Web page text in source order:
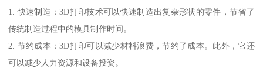
1. 快速制造：3D打印技术可以快速制造出复杂形状的零件，节省了
传统制造过程中的模具制作时间。
2. 节约成本：3D打印可以减少材料浪费，节约了成本。此外，它还
可以减少人力资源和设备投资。